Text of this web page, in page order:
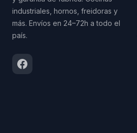
industriales, hornos, freidoras y
más. Envíos en 24–72h a todo el
país.